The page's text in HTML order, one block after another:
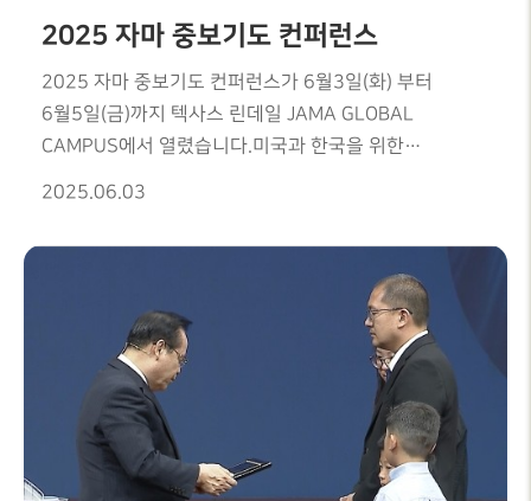
2025 자마 중보기도 컨퍼런스
2025 자마 중보기도 컨퍼런스가 6월3일(화) 부터
6월5일(금)까지 텍사스 린데일 JAMA GLOBAL
CAMPUS에서 열렸습니다.미국과 한국을 위한
이시기에 우리나라와 미국을 위해 뜨겁게 부르짓으며
2025.06.03